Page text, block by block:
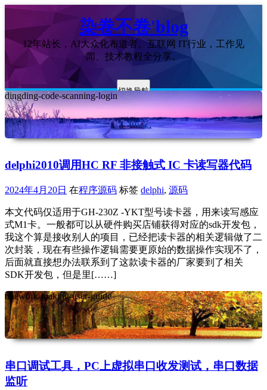
染卷不卷'blog
12年站长，AI大众化布道者。互联网 IT行业，工作见
闻、技术教程全分享。
切换导航
dingding-code-scanning-login
delphi2010调用HC RF 非接触式 IC 卡读写器代码
2024年4月20日 在程序源码 标签 delphi, 源码
本文代码仅适用于GH-230Z -YKT型号读卡器，用来读写感应
式M1卡。一般都可以从硬件购买店铺获得对应的sdk开发包，
我这个算是接收别人的项目，已经把读卡器的相关逻辑做了二
次封装，现在有些操作逻辑需要更原始的数据操作实现不了，
后面就直接想办法联系到了这款读卡器的厂家要到了相关
SDK开发包，但是里[……]
traework-making-user-guide
串口调试工具，PC上虚拟串口收发测试，串口数据
监听